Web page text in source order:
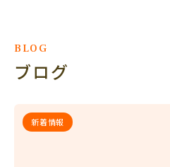
BLOG
ブログ
新着情報